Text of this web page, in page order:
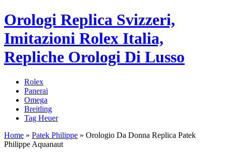
Orologi Replica Svizzeri,
Imitazioni Rolex Italia,
Repliche Orologi Di Lusso
Rolex
Panerai
Omega
Breitling
Tag Heuer
Home » Patek Philippe » Orologio Da Donna Replica Patek
Philippe Aquanaut